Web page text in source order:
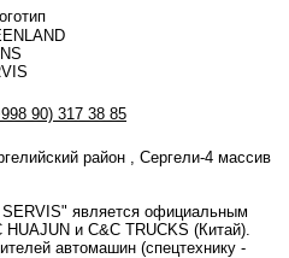
90) 317 38 85
район , Сергели-4 массив
является официальным
и C&C TRUCKS (Китай).
автомашин (спецтехнику -